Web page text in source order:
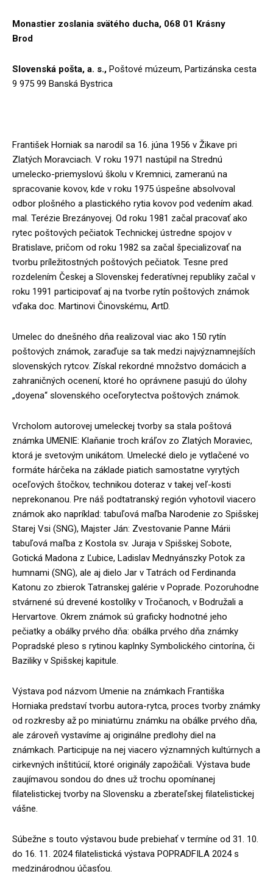
Monastier zoslania svätého ducha, 068 01 Krásny
Brod
Slovenská pošta, a. s., Poštové múzeum, Partizánska cesta
9 975 99 Banská Bystrica
František Horniak sa narodil sa 16. júna 1956 v Žikave pri
Zlatých Moravciach. V roku 1971 nastúpil na Strednú
umelecko-priemyslovú školu v Kremnici, zameranú na
spracovanie kovov, kde v roku 1975 úspešne absolvoval
odbor plošného a plastického rytia kovov pod vedením akad.
mal. Terézie Brezányovej. Od roku 1981 začal pracovať ako
rytec poštových pečiatok Technickej ústredne spojov v
Bratislave, pričom od roku 1982 sa začal špecializovať na
tvorbu príležitostných poštových pečiatok. Tesne pred
rozdelením Českej a Slovenskej federatívnej republiky začal v
roku 1991 participovať aj na tvorbe rytín poštových známok
vďaka doc. Martinovi Činovskému, ArtD.
Umelec do dnešného dňa realizoval viac ako 150 rytín
poštových známok, zaraďuje sa tak medzi najvýznamnejších
slovenských rytcov. Získal rekordné množstvo domácich a
zahraničných ocenení, ktoré ho oprávnene pasujú do úlohy
„doyena“ slovenského oceľorytectva poštových známok.
Vrcholom autorovej umeleckej tvorby sa stala poštová
známka UMENIE: Klaňanie troch kráľov zo Zlatých Moraviec,
ktorá je svetovým unikátom. Umelecké dielo je vytlačené vo
formáte hárčeka na základe piatich samostatne vyrytých
oceľových štočkov, technikou doteraz v takej veľ-kosti
neprekonanou. Pre náš podtatranský región vyhotovil viacero
známok ako napríklad: tabuľová maľba Narodenie zo Spišskej
Starej Vsi (SNG), Majster Ján: Zvestovanie Panne Márii
tabuľová maľba z Kostola sv. Juraja v Spišskej Sobote,
Gotická Madona z Ľubice, Ladislav Mednyánszky Potok za
humnami (SNG), ale aj dielo Jar v Tatrách od Ferdinanda
Katonu zo zbierok Tatranskej galérie v Poprade. Pozoruhodne
stvárnené sú drevené kostolíky v Tročanoch, v Bodružali a
Hervartove. Okrem známok sú graficky hodnotné jeho
pečiatky a obálky prvého dňa: obálka prvého dňa známky
Popradské pleso s rytinou kaplnky Symbolického cintorína, či
Baziliky v Spišskej kapitule.
Výstava pod názvom Umenie na známkach Františka
Horniaka predstaví tvorbu autora-rytca, proces tvorby známky
od rozkresby až po miniatúrnu známku na obálke prvého dňa,
ale zároveň vystavíme aj originálne predlohy diel na
známkach. Participuje na nej viacero významných kultúrnych a
cirkevných inštitúcií, ktoré originály zapožičali. Výstava bude
zaujímavou sondou do dnes už trochu opomínanej
filatelistickej tvorby na Slovensku a zberateľskej filatelistickej
vášne.
Súbežne s touto výstavou bude prebiehať v termíne od 31. 10.
do 16. 11. 2024 filatelistická výstava POPRADFILA 2024 s
medzinárodnou účasťou.